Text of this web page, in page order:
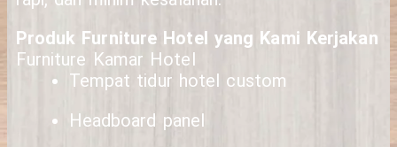
Produk Furniture Hotel yang Kami Kerjakan
Furniture Kamar Hotel
Tempat tidur hotel custom
Headboard panel